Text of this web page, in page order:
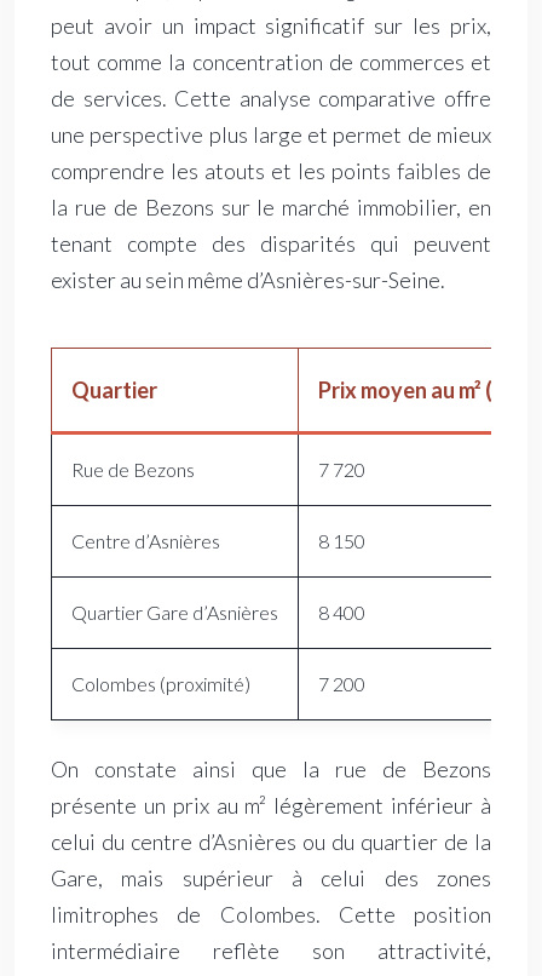
peut avoir un impact significatif sur les prix,
tout comme la concentration de commerces et
de services. Cette analyse comparative offre
une perspective plus large et permet de mieux
comprendre les atouts et les points faibles de
la rue de Bezons sur le marché immobilier, en
tenant compte des disparités qui peuvent
exister au sein même d’Asnières-sur-Seine.
Quartier Prix moyen au m² (€)
Rue de Bezons 7 720
Centre d’Asnières 8 150
Quartier Gare d’Asnières 8 400
Colombes (proximité) 7 200
On constate ainsi que la rue de Bezons
présente un prix au m² légèrement inférieur à
celui du centre d’Asnières ou du quartier de la
Gare, mais supérieur à celui des zones
limitrophes de Colombes. Cette position
intermédiaire reflète son attractivité,